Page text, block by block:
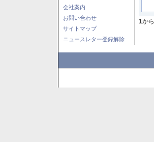
会社案内
お問い合わせ
サイトマップ
ニュースレター登録解除
1から